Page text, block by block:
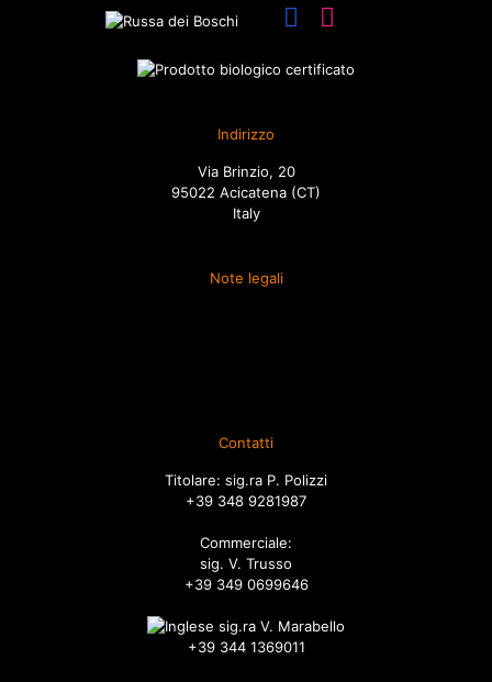
Indirizzo
Via Brinzio, 20
95022 Acicatena (CT)
Italy
Note legali
Contatti
Titolare: sig.ra P. Polizzi
+39 348 9281987
Commerciale:
sig. V. Trusso
+39 349 0699646
sig.ra V. Marabello
+39 344 1369011